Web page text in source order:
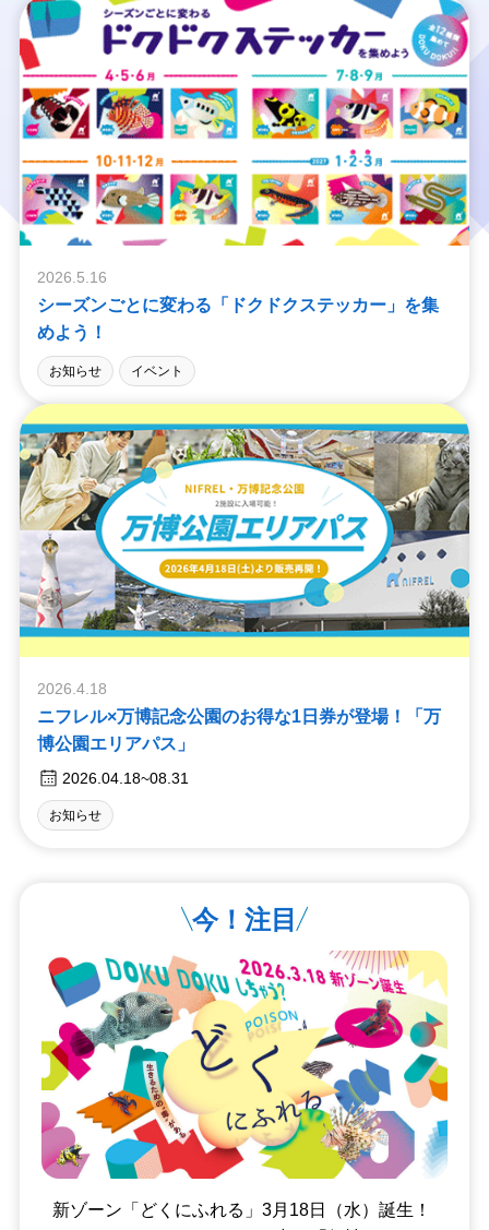
2026.5.16
シーズンごとに変わる「ドクドクステッカー」を集
めよう！
お知らせ イベント
2026.4.18
ニフレル×万博記念公園のお得な1日券が登場！「万
博公園エリアパス」
2026.04.18~08.31
お知らせ
今！注目
新ゾーン「どくにふれる」3月18日（水）誕生！